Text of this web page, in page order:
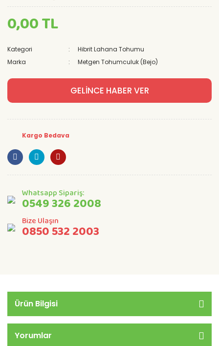
0,00 TL
Kategori
Hibrit Lahana Tohumu
Marka
Metgen Tohumculuk (Bejo)
GELİNCE HABER VER
Kargo Bedava
Whatsapp Sipariş:
0549 326 2008
Bize Ulaşın
0850 532 2003
Ürün Bilgisi
Yorumlar